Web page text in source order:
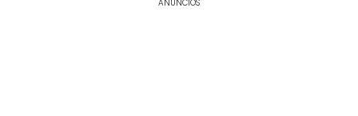
ANÚNCIOS